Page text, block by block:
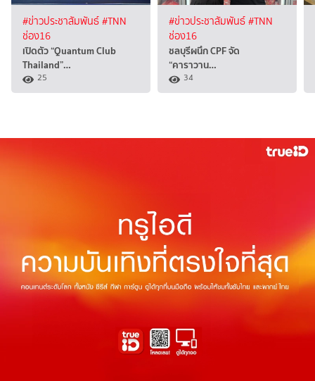
#ข่าวประชาสัมพันธ์#TNN
ช่อง16
เปิดตัว “Quantum Club
Thailand”…
25
#ข่าวประชาสัมพันธ์#TNN
ช่อง16
ชลบุรีผนึก CPF จัด
“คาราวาน…
34